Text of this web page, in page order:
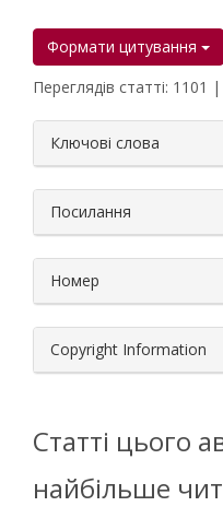
Формати цитування
Переглядів статті:
Ключові слова
Посилання
Номер
Copyright Information
Статті цього
найбільше